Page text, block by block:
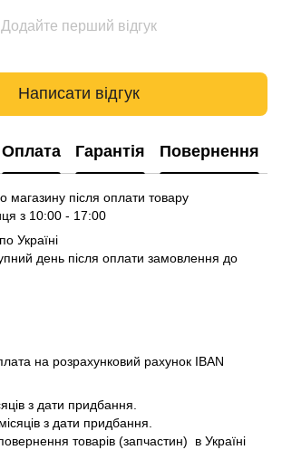
Додайте перший відгук
Написати відгук
Оплата Гарантія Повернення
магазину після оплати товару
з 10:00 - 17:00
Україні
день після оплати замовлення до
на розрахунковий рахунок IBAN
з дати придбання.
з дати придбання.
товарів (запчастин) в Україні